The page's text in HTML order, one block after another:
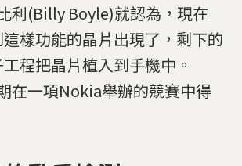
利(Billy Boyle)就認為，現在
樣功能的晶片出現了，剩下的
程把晶片植入到手機中。
在一項Nokia舉辦的競賽中得